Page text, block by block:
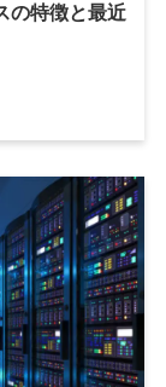
の特徴と最近